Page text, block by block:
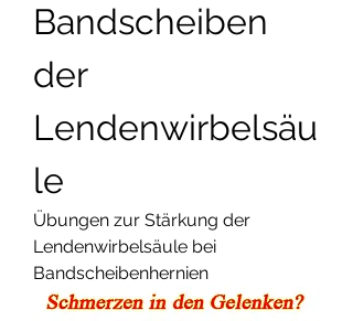
Bandscheiben
der
Lendenwirbelsäu
le
Übungen zur Stärkung der
Lendenwirbelsäule bei
Bandscheibenhernien